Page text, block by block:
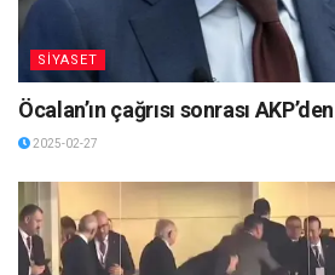
SİYASET
Öcalan’ın çağrısı sonrası
2025-02-27